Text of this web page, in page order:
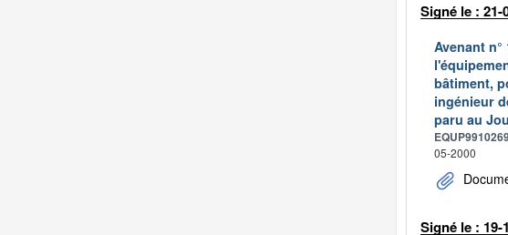
Signé le : 21-
Avenant
bâtiment,
ingénieur
paru au
05-2000
Signé le : 19-